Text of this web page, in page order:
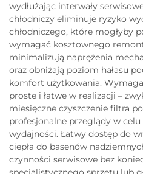
wydłużając interwały
chłodniczy eliminuje ryzyko
chłodniczego, które mogłyby
wymagać kosztownego
minimalizują naprężenia
oraz obniżają poziom hałasu
komfort użytkowania.
proste i łatwe w realizacji –
miesięczne czyszczenie filtra
profesjonalne przeglądy w
wydajności. Łatwy dostęp do
ciepła do basenów
czynności serwisowe bez